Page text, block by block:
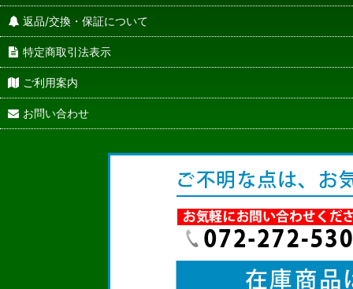
返品/交換・保証について
特定商取引法表示
ご利用案内
お問い合わせ